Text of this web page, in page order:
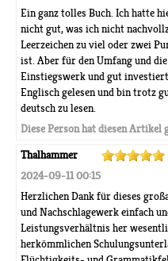
Ein ganz tolles Buch. Ich hatte
nicht gut, was ich nicht
Leerzeichen zu viel oder zwei
ist. Aber für den Umfang und
Einstiegswerk und gut
Englisch gelesen und bin trotz
deutsch zu lesen.
Diese Person hat diesen Artikel
Thalhammer
2024-09-11 00:15
Herzlichen Dank für dieses
und Nachschlagewerk einfach
Leistungsverhältnis her
herkömmlichen